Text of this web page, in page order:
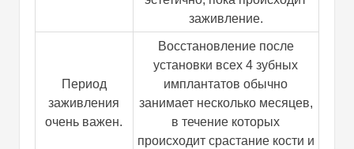
заживление.
Период
заживления
очень важен.
Восстановление после
установки всех 4 зубных
имплантатов обычно
занимает несколько месяцев,
в течение которых
происходит срастание кости и